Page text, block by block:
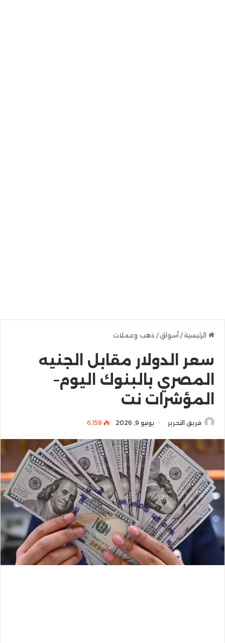
الرئيسية/ أسواق/ ذهب وعملات
سعر الدولار مقابل الجنيه
المصري بالبنوك اليوم–
المؤشرات نت
فريق التحرير يونيو 9, 2026 6٬159